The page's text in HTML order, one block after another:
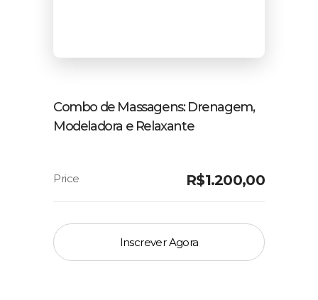
Combo de Massagens: Drenagem,
Modeladora e Relaxante
R$1.200,00
Inscrever Agora